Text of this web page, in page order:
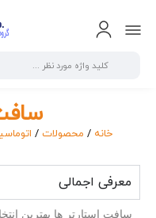
خانه / محصولات /
معرفی اجمالی
سافت استارتر ها بهترین